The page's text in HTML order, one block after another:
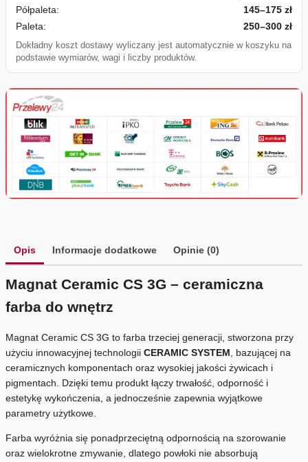
Półpaleta:
145–175 zł
Paleta:
250–300 zł
Dokładny koszt dostawy wyliczany jest automatycznie w koszyku na
podstawie wymiarów, wagi i liczby produktów.
Opis Informacje dodatkowe Opinie (0)
Magnat Ceramic CS 3G – ceramiczna
farba do wnętrz
Magnat Ceramic CS 3G to farba trzeciej generacji, stworzona przy
użyciu innowacyjnej technologii CERAMIC SYSTEM , bazującej na
ceramicznych komponentach oraz wysokiej jakości żywicach i
pigmentach. Dzięki temu produkt łączy trwałość, odporność i
estetykę wykończenia, a jednocześnie zapewnia wyjątkowe
parametry użytkowe.
Farba wyróżnia się ponadprzeciętną odpornością na szorowanie
oraz wielokrotne zmywanie, dlatego powłoki nie absorbują